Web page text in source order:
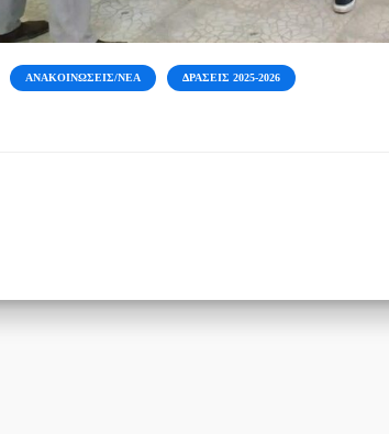
ΑΝΑΚΟΙΝΏΣΕΙΣ/ΝΈΑ ΔΡΆΣΕΙΣ 2025-2026